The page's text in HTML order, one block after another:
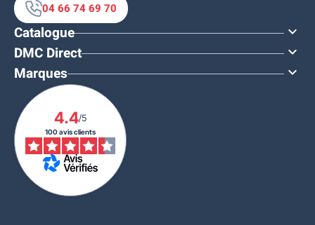
04 66 74 69 70
Catalogue 
DMC Direct 
Marques 
4.4/5
100 avis clients